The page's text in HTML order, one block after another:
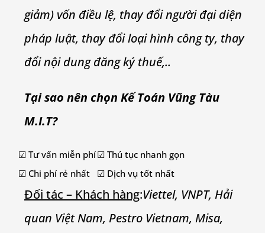
giảm) vốn điều lệ, thay đổi người đại diện
pháp luật, thay đổi loại hình công ty, thay
đổi nội dung đăng ký thuế,..
Tại sao nên chọn Kế Toán Vũng Tàu
M.I.T?
☑ Tư vấn miễn phí☑ Thủ tục nhanh gọn
☑ Chi phí rẻ nhất
☑ Dịch vụ tốt nhất
Đối tác – Khách hàng:Viettel, VNPT, Hải
quan Việt Nam, Pestro Vietnam, Misa,